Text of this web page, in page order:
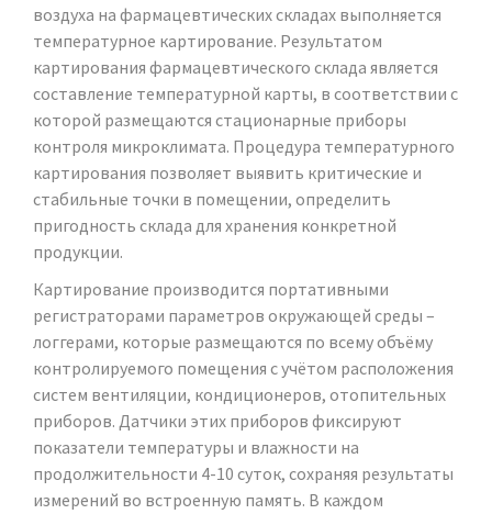
воздуха на фармацевтических складах выполняется
температурное картирование. Результатом
картирования фармацевтического склада является
составление температурной карты, в соответствии с
которой размещаются стационарные приборы
контроля микроклимата. Процедура температурного
картирования позволяет выявить критические и
стабильные точки в помещении, определить
пригодность склада для хранения конкретной
продукции.
Картирование производится портативными
регистраторами параметров окружающей среды –
логгерами, которые размещаются по всему объёму
контролируемого помещения с учётом расположения
систем вентиляции, кондиционеров, отопительных
приборов. Датчики этих приборов фиксируют
показатели температуры и влажности на
продолжительности 4-10 суток, сохраняя результаты
измерений во встроенную память. В каждом